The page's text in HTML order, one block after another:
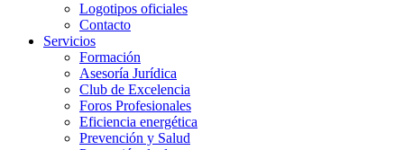
Logotipos oficiales
Contacto
Servicios
Formación
Asesoría Jurídica
Club de Excelencia
Foros Profesionales
Eficiencia energética
Prevención y Salud